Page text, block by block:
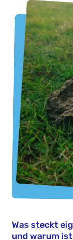
Was steckt
und warum